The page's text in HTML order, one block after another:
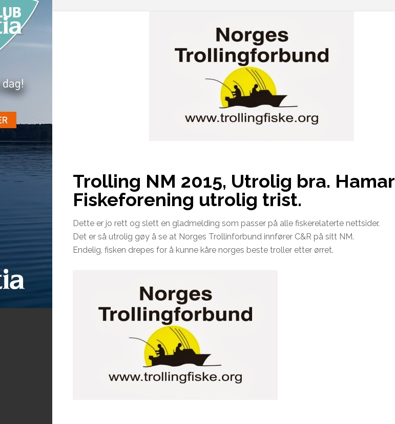
Trolling NM 2015, Utrolig bra. Hamar
Fiskeforening utrolig trist.
Dette er jo rett og slett en gladmelding som passer på alle fiskerelaterte nettsider.
Det er så utrolig gøy å se at Norges Trollinforbund innfører C&R på sitt NM.
Endelig, fisken drepes for å kunne kåre norges beste troller etter ørret.